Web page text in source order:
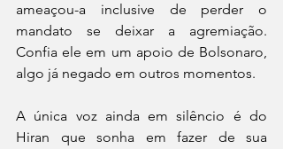
ameaçou-a inclusive de perder o
mandato se deixar a agremiação.
Confia ele em um apoio de Bolsonaro,
algo já negado em outros momentos.
A única voz ainda em silêncio é do
Hiran que sonha em fazer de sua